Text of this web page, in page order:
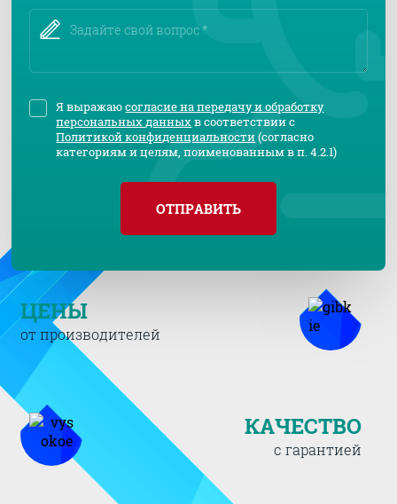
Я выражаюсогласие на передачу и обработку
персональных данныхв соответствии с
Политикой конфиденциальности(согласно
категориям и целям, поименованным в п. 4.2.1)
ОТПРАВИТЬ
ЦЕНЫ
от производителей
КАЧЕСТВО
с гарантией